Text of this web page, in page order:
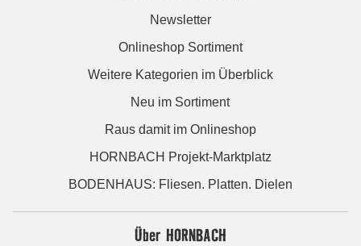
Newsletter
Onlineshop Sortiment
Weitere Kategorien im Überblick
Neu im Sortiment
Raus damit im Onlineshop
HORNBACH Projekt-Marktplatz
BODENHAUS: Fliesen. Platten. Dielen
Über HORNBACH